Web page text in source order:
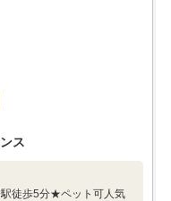
ス
徒歩5分★ペット可人気